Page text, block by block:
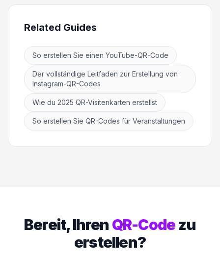
Related Guides
So erstellen Sie einen YouTube-QR-Code
Der vollständige Leitfaden zur Erstellung von
Instagram-QR-Codes
Wie du 2025 QR-Visitenkarten erstellst
So erstellen Sie QR-Codes für Veranstaltungen
Bereit, Ihren QR-Codezu
erstellen?